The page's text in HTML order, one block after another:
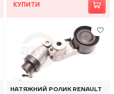
КУПИТИ
НАТЯЖНИЙ РОЛИК RENAULT